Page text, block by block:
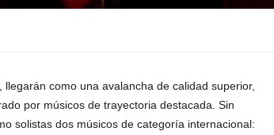
como una avalancha de calidad superior,
por músicos de trayectoria destacada. Sin
solistas dos músicos de categoría internacional: